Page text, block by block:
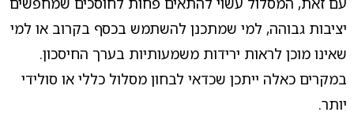
יציבות גבוהה, למי שמתכנן להשתמש בכסף בקרוב או למי
שאינו מוכן לראות ירידות משמעותיות בערך החיסכון.
במקרים כאלה ייתכן שכדאי לבחון מסלול כללי או סולידי
יותר.